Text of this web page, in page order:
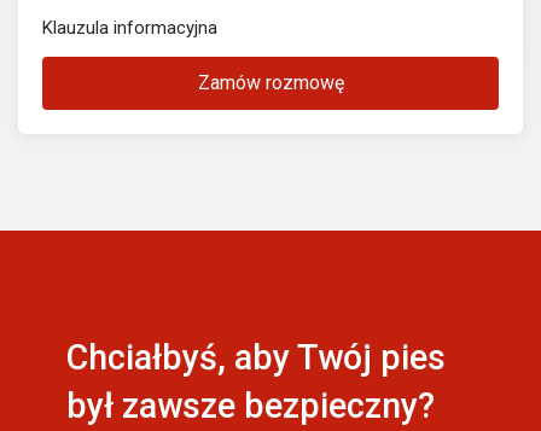
Klauzula informacyjna
Zamów rozmowę
Chciałbyś, aby Twój pies
był zawsze bezpieczny?